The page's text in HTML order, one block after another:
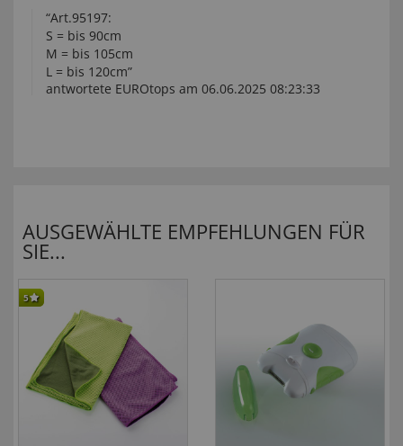
“Art.95197:
S = bis 90cm
M = bis 105cm
L = bis 120cm”
antwortete EUROtops am 06.06.2025 08:23:33
AUSGEWÄHLTE EMPFEHLUNGEN FÜR
SIE...
5